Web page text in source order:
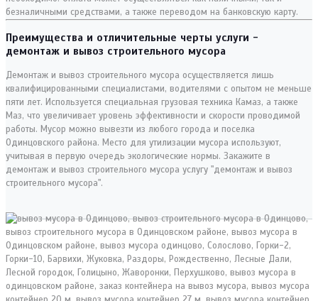
безналичными средствами, а также переводом на банковскую карту.
Преимущества и отличительные черты услуги -
демонтаж и вывоз строительного мусора
Демонтаж и вывоз строительного мусора осуществляется лишь
квалифицированными специалистами, водителями с опытом не меньше
пяти лет. Используется специальная грузовая техника Камаз, а также
Маз, что увеличивает уровень эффективности и скорости проводимой
работы. Мусор можно вывезти из любого города и поселка
Одинцовского района. Место для утилизации мусора используют,
учитывая в первую очередь экологические нормы. Закажите в
демонтаж и вывоз строительного мусора услугу "демонтаж и вывоз
строительного мусора".